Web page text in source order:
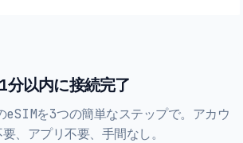
1分以内に接続完了
eSIMを3つの簡単なステップで。アカウ
、アプリ不要、手間なし。